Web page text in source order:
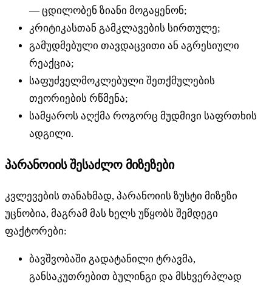
— ცდილობენ ზიანი მოგაყენონ;
კრიტიკასთან გამკლავების სირთულე;
გამუდმებული თავდაცვითი ან აგრესიული
რეაქცია;
საფუძველმოკლებული შეთქმულების
თეორიების რწმენა;
სამყაროს აღქმა როგორც მუდმივი საფრთხის
ადგილი.
პარანოიის შესაძლო მიზეზები
კვლევების თანახმად, პარანოიის ზუსტი მიზეზი
უცნობია, მაგრამ მას ხელს უწყობს შემდეგი
ფაქტორები:
ბავშვობაში გადატანილი ტრავმა,
განსაკუთრებით ბულინგი და მსხვერპლად